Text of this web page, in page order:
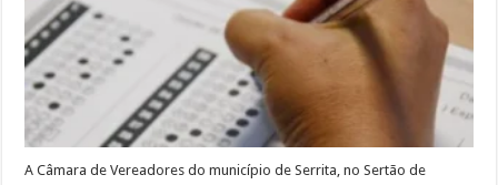
A Câmara de Vereadores do município de Serrita, no Sertão de